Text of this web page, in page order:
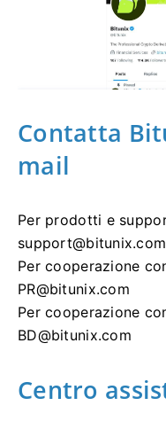
Contatta
mail
Per prodotti e
support@bitunix.com
Per cooperazione
PR@bitunix.com
Per cooperazione
BD@bitunix.com
Centro